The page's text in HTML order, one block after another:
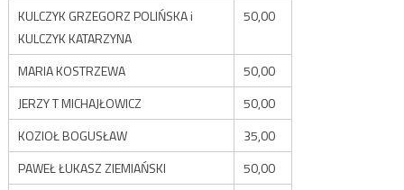
KULCZYK GRZEGORZ POLIŃSKA i
KULCZYK KATARZYNA
50,00
MARIA KOSTRZEWA
50,00
JERZY T MICHAJŁOWICZ
50,00
KOZIOŁ BOGUSŁAW
35,00
PAWEŁ ŁUKASZ ZIEMIAŃSKI
50,00